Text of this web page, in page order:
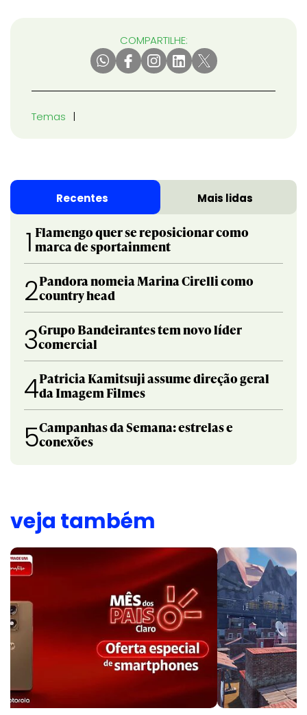
COMPARTILHE:
Temas
Recentes Mais lidas
1 Flamengo quer se reposicionar como
marca de sportainment
2Pandora nomeia Marina Cirelli como
country head
3Grupo Bandeirantes tem novo líder
comercial
4Patricia Kamitsuji assume direção geral
da Imagem Filmes
5Campanhas da Semana: estrelas e
conexões
veja também